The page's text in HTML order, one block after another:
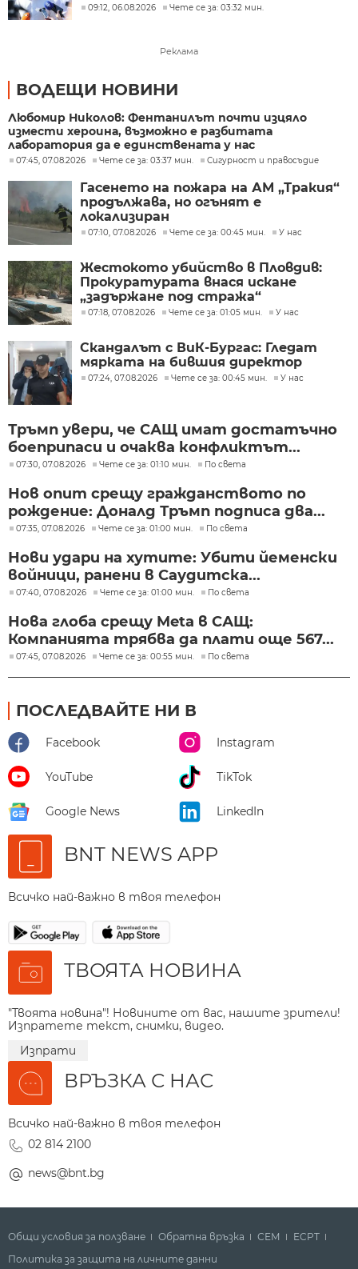
09:12, 06.08.2026 Чете се за: 03:32 мин.
Реклама
ВОДЕЩИ НОВИНИ
Любомир Николов: Фентанилът почти изцяло
измести хероина, възможно е разбитата
лаборатория да е единствената у нас
07:45, 07.08.2026 Чете се за: 03:37 мин. Сигурност и правосъдие
Гасенето на пожара на АМ „Тракия“
продължава, но огънят е
локализиран
07:10, 07.08.2026 Чете се за: 00:45 мин. У нас
Жестокото убийство в Пловдив:
Прокуратурата внася искане
„задържане под стража“
07:18, 07.08.2026 Чете се за: 01:05 мин. У нас
Скандалът с ВиК-Бургас: Гледат
мярката на бившия директор
07:24, 07.08.2026 Чете се за: 00:45 мин. У нас
Тръмп увери, че САЩ имат достатъчно
боеприпаси и очаква конфликтът...
07:30, 07.08.2026 Чете се за: 01:10 мин. По света
Нов опит срещу гражданството по
рождение: Доналд Тръмп подписа два...
07:35, 07.08.2026 Чете се за: 01:00 мин. По света
Нови удари на хутите: Убити йеменски
войници, ранени в Саудитска...
07:40, 07.08.2026 Чете се за: 01:00 мин. По света
Нова глоба срещу Meta в САЩ:
Компанията трябва да плати още 567...
07:45, 07.08.2026 Чете се за: 00:55 мин. По света
ПОСЛЕДВАЙТЕ НИ В
Facebook Instagram
YouTube TikTok
Google News LinkedIn
BNT NEWS APP
Всичко най-важно в твоя телефон
ТВОЯТА НОВИНА
"Твоята новина"! Новините от вас, нашите зрители!
Изпратете текст, снимки, видео.
Изпрати
ВРЪЗКА С НАС
Всичко най-важно в твоя телефон
02 814 2100
news@bnt.bg
Общи условия за ползване Обратна връзка СЕМ
ECPT
Политика за защита на личните данни